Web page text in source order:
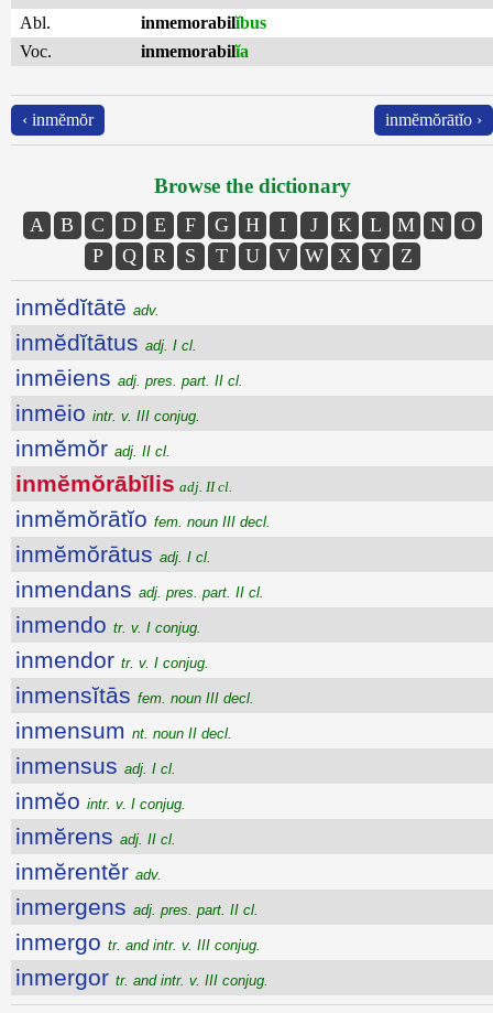
Abl.
inmemorabilĭbus
Voc.
inmemorabilĭa
‹ inmĕmŏr inmĕmŏrātĭo ›
Browse the dictionary
A B C D E F G H I J K L M N
O
P
Q R S T U V W X Y Z
inmĕdĭtātē adv.
inmĕdĭtātus adj. I cl.
inmēiens adj. pres. part. II cl.
inmēio intr. v. III conjug.
inmĕmŏr adj. II cl.
inmĕmŏrābĭlis adj. II cl.
inmĕmŏrātĭo fem. noun III decl.
inmĕmŏrātus adj. I cl.
inmendans adj. pres. part. II cl.
inmendo tr. v. I conjug.
inmendor tr. v. I conjug.
inmensĭtās fem. noun III decl.
inmensum nt. noun II decl.
inmensus adj. I cl.
inmĕo intr. v. I conjug.
inmĕrens adj. II cl.
inmĕrentĕr adv.
inmergens adj. pres. part. II cl.
inmergo tr. and intr. v. III conjug.
inmergor tr. and intr. v. III conjug.